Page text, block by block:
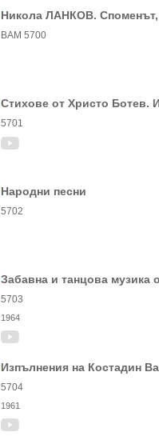
Никола ЛАНКОВ.
ВАМ 5700
Стихове от Христо Ботев.
5701
Народни песни
5702
Забавна и танцова музика
5703
1964
Изпълнения на Костадин
5704
1961